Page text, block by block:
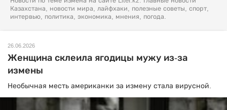
Казахстана, новости мира, лайфхаки, полезные советы, спорт,
интервью, политика, экономика, мнения, погода.
26.06.2026
Женщина склеила ягодицы мужу из-за
измены
Необычная месть американки за измену стала вирусной.